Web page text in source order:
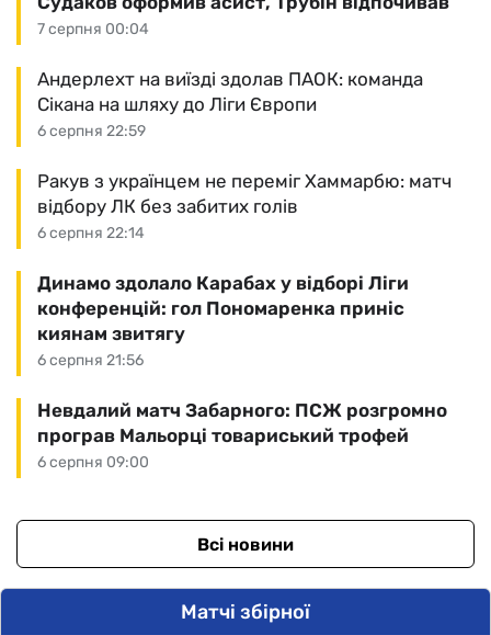
7 серпня 00:04
6 серпня 22:59
Андерлехт на виїзді здолав ПАОК: команда
Сікана на шляху до Ліги Європи
6 серпня 22:14
Ракув з українцем не переміг Хаммарбю: матч
відбору ЛК без забитих голів
6 серпня 21:56
Динамо здолало Карабах у відборі Ліги
конференцій: гол Пономаренка приніс
киянам звитягу
6 серпня 09:00
Невдалий матч Забарного: ПСЖ розгромно
програв Мальорці товариський трофей
Всі новини
Матчі збірної